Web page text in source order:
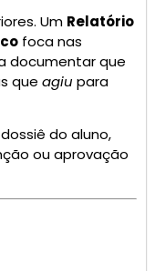
Um Relatório
foca nas
documentar que
que agiu para
do aluno,
ou aprovação